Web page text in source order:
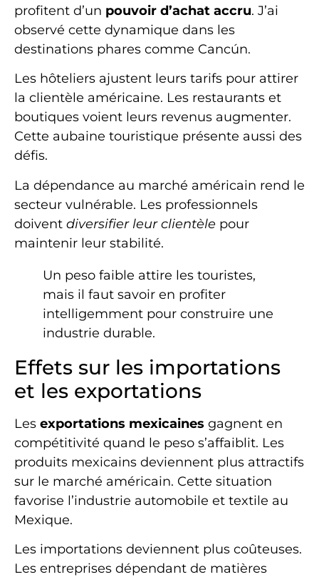
profitent d’un pouvoir d’achat accru. J’ai
observé cette dynamique dans les
destinations phares comme Cancún.
Les hôteliers ajustent leurs tarifs pour attirer
la clientèle américaine. Les restaurants et
boutiques voient leurs revenus augmenter.
Cette aubaine touristique présente aussi des
défis.
La dépendance au marché américain rend le
secteur vulnérable. Les professionnels
doivent diversifier leur clientèle pour
maintenir leur stabilité.
Un peso faible attire les touristes,
mais il faut savoir en profiter
intelligemment pour construire une
industrie durable.
Effets sur les importations
et les exportations
Les exportations mexicaines gagnent en
compétitivité quand le peso s’affaiblit. Les
produits mexicains deviennent plus attractifs
sur le marché américain. Cette situation
favorise l’industrie automobile et textile au
Mexique.
Les importations deviennent plus coûteuses.
Les entreprises dépendant de matières